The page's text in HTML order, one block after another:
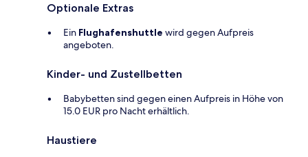
Optionale Extras
Ein Flughafenshuttle wird gegen Aufpreis
angeboten.
Kinder- und Zustellbetten
Babybetten sind gegen einen Aufpreis in Höhe von
15.0 EUR pro Nacht erhältlich.
Haustiere